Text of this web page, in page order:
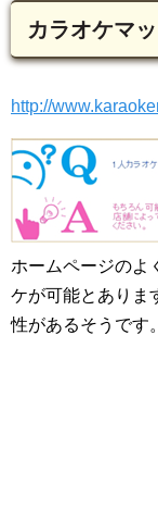
カラオケマ
http://
ホームページのよ
ケが可能とありま
性があるそうです。